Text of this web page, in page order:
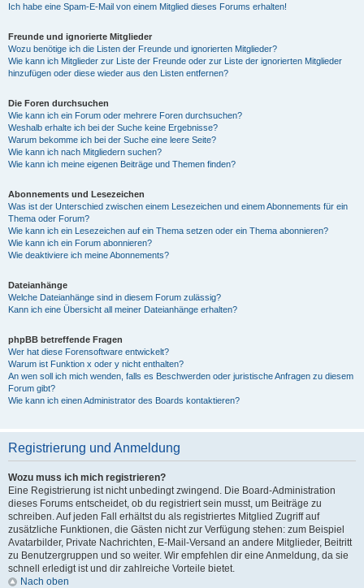
Ich habe eine Spam-E-Mail von einem Mitglied dieses Forums erhalten!
Freunde und ignorierte Mitglieder
Wozu benötige ich die Listen der Freunde und ignorierten Mitglieder?
Wie kann ich Mitglieder zur Liste der Freunde oder zur Liste der ignorierten Mitglieder
hinzufügen oder diese wieder aus den Listen entfernen?
Die Foren durchsuchen
Wie kann ich ein Forum oder mehrere Foren durchsuchen?
Weshalb erhalte ich bei der Suche keine Ergebnisse?
Warum bekomme ich bei der Suche eine leere Seite?
Wie kann ich nach Mitgliedern suchen?
Wie kann ich meine eigenen Beiträge und Themen finden?
Abonnements und Lesezeichen
Was ist der Unterschied zwischen einem Lesezeichen und einem Abonnements für ein
Thema oder Forum?
Wie kann ich ein Lesezeichen auf ein Thema setzen oder ein Thema abonnieren?
Wie kann ich ein Forum abonnieren?
Wie deaktiviere ich meine Abonnements?
Dateianhänge
Welche Dateianhänge sind in diesem Forum zulässig?
Kann ich eine Übersicht all meiner Dateianhänge erhalten?
phpBB betreffende Fragen
Wer hat diese Forensoftware entwickelt?
Warum ist Funktion x oder y nicht enthalten?
An wen soll ich mich wenden, falls es Beschwerden oder juristische Anfragen zu diesem
Forum gibt?
Wie kann ich einen Administrator des Boards kontaktieren?
Registrierung und Anmeldung
Wozu muss ich mich registrieren?
Eine Registrierung ist nicht unbedingt zwingend. Die Board-Administration
dieses Forums entscheidet, ob du registriert sein musst, um Beiträge zu
schreiben. Auf jeden Fall erhältst du als registriertes Mitglied Zugriff auf
zusätzliche Funktionen, die Gästen nicht zur Verfügung stehen: zum Beispiel
Avatarbilder, Private Nachrichten, E-Mail-Versand an andere Mitglieder, Beitritt
zu Benutzergruppen und so weiter. Wir empfehlen dir eine Anmeldung, da sie
schnell erledigt ist und dir zahlreiche Vorteile bietet.
Nach oben